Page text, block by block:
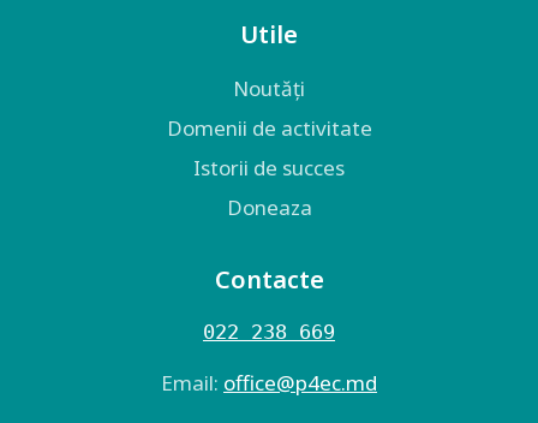
Utile
Noutăți
Domenii de activitate
Istorii de succes
Doneaza
Contacte
022 238 669
Email: оffice@p4ec.md